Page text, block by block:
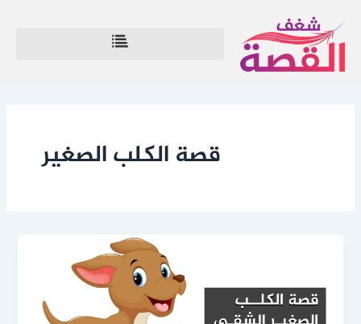
إلى
المحتوى
قصة الكلب الصغير